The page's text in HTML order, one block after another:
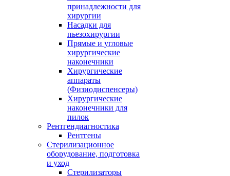
принадлежности для
хирургии
Насадки для
пьезохирургии
Прямые и угловые
хирургические
наконечники
Хирургические
аппараты
(Физиодиспенсеры)
Хирургические
наконечники для
пилок
Рентгендиагностика
Рентгены
Стерилизационное
оборудование, подготовка
и уход
Стерилизаторы